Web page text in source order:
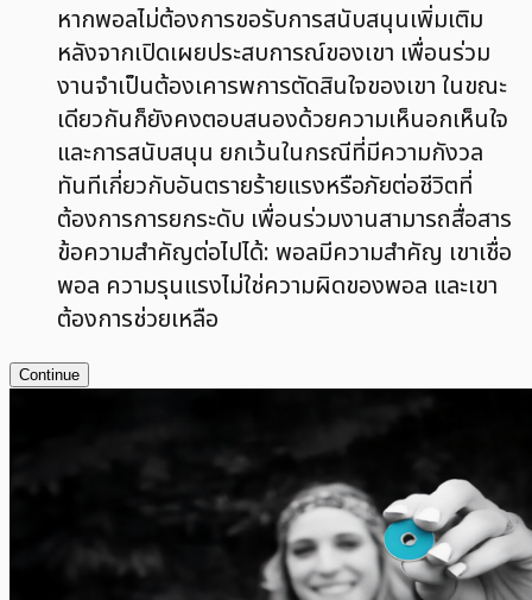
หากพอลไม่ต้องการขอรับการสนับสนุนเพิ่มเติม
หลังจากเปิดเผยประสบการณ์ของเขา เพื่อนร่วม
งานจำเป็นต้องเคารพการตัดสินใจของเขา ในขณะ
เดียวกันก็ยังคงตอบสนองด้วยความเห็นอกเห็นใจ
และการสนับสนุน ยกเว้นในกรณีที่มีความกังวล
ทันทีเกี่ยวกับอันตรายร้ายแรงหรือภัยต่อชีวิตที่
ต้องการการยกระดับ เพื่อนร่วมงานสามารถสื่อสาร
ข้อความสำคัญต่อไปได้: พอลมีความสำคัญ เขาเชื่อ
พอล ความรุนแรงไม่ใช่ความผิดของพอล และเขา
ต้องการช่วยเหลือ
Continue